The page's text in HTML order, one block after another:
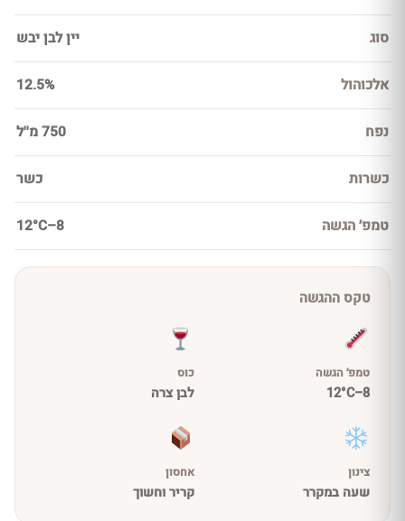
סוג יין לבן יבש
אלכוהול 12.5%
נפח 750 מ''ל
כשרות כשר
טמפ׳ הגשה 8–12°C
טקס ההגשה
טמפ׳ הגשה
8–12°C
כוס
לבן צרה
צינון
שעה במקרר
אחסון
קריר וחשוך